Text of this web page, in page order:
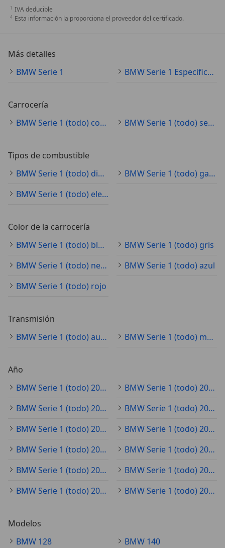
IVA deducible
Esta información la proporciona el proveedor del certificado.
Más detalles
BMW Serie 1
BMW Serie 1 Especificaciones técnicas
Carrocería
BMW Serie 1 (todo) coche pequeño
BMW Serie 1 (todo) sedán
Tipos de combustible
BMW Serie 1 (todo) diésel
BMW Serie 1 (todo) gasolina
BMW Serie 1 (todo) electro/gasolina
Color de la carrocería
BMW Serie 1 (todo) blanco
BMW Serie 1 (todo) gris
BMW Serie 1 (todo) negro
BMW Serie 1 (todo) azul
BMW Serie 1 (todo) rojo
Transmisión
BMW Serie 1 (todo) automático
BMW Serie 1 (todo) manual
Año
BMW Serie 1 (todo) 2025
BMW Serie 1 (todo) 2020
BMW Serie 1 (todo) 2021
BMW Serie 1 (todo) 2023
BMW Serie 1 (todo) 2022
BMW Serie 1 (todo) 2019
BMW Serie 1 (todo) 2024
BMW Serie 1 (todo) 2018
BMW Serie 1 (todo) 2017
BMW Serie 1 (todo) 2015
BMW Serie 1 (todo) 2016
BMW Serie 1 (todo) 2014
Modelos
BMW 128
BMW 140